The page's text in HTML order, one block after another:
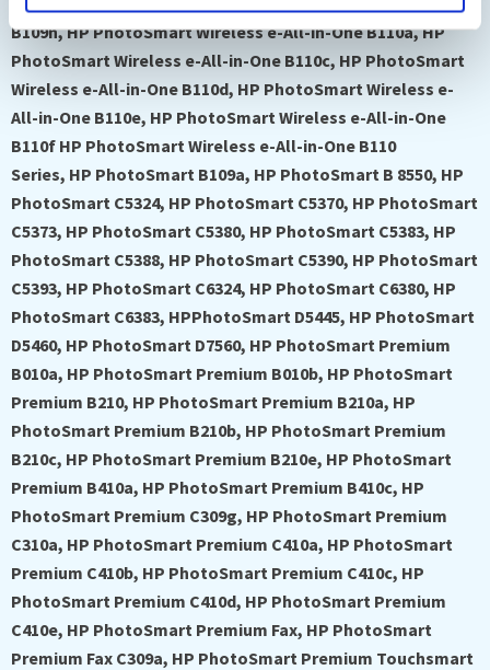
B109n, HP PhotoSmart Wireless e-All-in-One B110a, HP
PhotoSmart Wireless e-All-in-One B110c, HP PhotoSmart
Wireless e-All-in-One B110d, HP PhotoSmart Wireless e-
All-in-One B110e, HP PhotoSmart Wireless e-All-in-One
B110f HP PhotoSmart Wireless e-All-in-One B110
Series, HP PhotoSmart B109a, HP PhotoSmart B 8550, HP
PhotoSmart C5324, HP PhotoSmart C5370, HP PhotoSmart
C5373, HP PhotoSmart C5380, HP PhotoSmart C5383, HP
PhotoSmart C5388, HP PhotoSmart C5390, HP PhotoSmart
C5393, HP PhotoSmart C6324, HP PhotoSmart C6380, HP
PhotoSmart C6383, HPPhotoSmart D5445, HP PhotoSmart
D5460, HP PhotoSmart D7560, HP PhotoSmart Premium
B010a, HP PhotoSmart Premium B010b, HP PhotoSmart
Premium B210, HP PhotoSmart Premium B210a, HP
PhotoSmart Premium B210b, HP PhotoSmart Premium
B210c, HP PhotoSmart Premium B210e, HP PhotoSmart
Premium B410a, HP PhotoSmart Premium B410c, HP
PhotoSmart Premium C309g, HP PhotoSmart Premium
C310a, HP PhotoSmart Premium C410a, HP PhotoSmart
Premium C410b, HP PhotoSmart Premium C410c, HP
PhotoSmart Premium C410d, HP PhotoSmart Premium
C410e, HP PhotoSmart Premium Fax, HP PhotoSmart
Premium Fax C309a, HP PhotoSmart Premium Touchsmart